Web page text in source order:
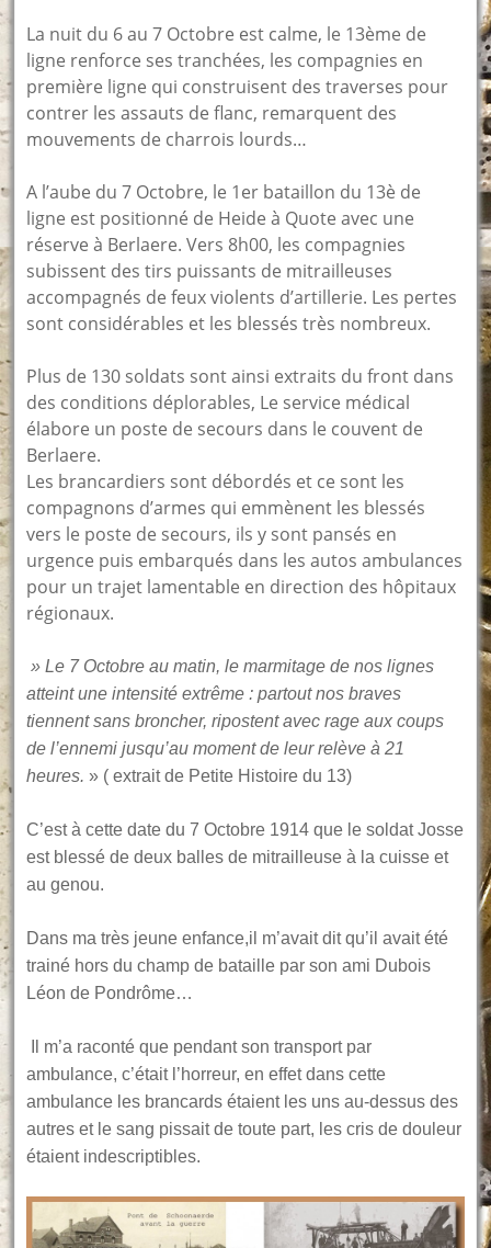
La nuit du 6 au 7 Octobre est calme, le 13ème de
ligne renforce ses tranchées, les compagnies en
première ligne qui construisent des traverses pour
contrer les assauts de flanc, remarquent des
mouvements de charrois lourds…
A l’aube du 7 Octobre, le 1er bataillon du 13è de
ligne est positionné de Heide à Quote avec une
réserve à Berlaere. Vers 8h00, les compagnies
subissent des tirs puissants de mitrailleuses
accompagnés de feux violents d’artillerie. Les pertes
sont considérables et les blessés très nombreux.
Plus de 130 soldats sont ainsi extraits du front dans
des conditions déplorables, Le service médical
élabore un poste de secours dans le couvent de
Berlaere.
Les brancardiers sont débordés et ce sont les
compagnons d’armes qui emmènent les blessés
vers le poste de secours, ils y sont pansés en
urgence puis embarqués dans les autos ambulances
pour un trajet lamentable en direction des hôpitaux
régionaux.
» Le 7 Octobre au matin, le marmitage de nos lignes
atteint une intensité extrême : partout nos braves
tiennent sans broncher, ripostent avec rage aux coups
de l’ennemi jusqu’au moment de leur relève à 21
heures. » ( extrait de Petite Histoire du 13)
C’est à cette date du 7 Octobre 1914 que le soldat Josse
est blessé de deux balles de mitrailleuse à la cuisse et
au genou.
Dans ma très jeune enfance,il m’avait dit qu’il avait été
trainé hors du champ de bataille par son ami Dubois
Léon de Pondrôme…
Il m’a raconté que pendant son transport par
ambulance, c’était l’horreur, en effet dans cette
ambulance les brancards étaient les uns au-dessus des
autres et le sang pissait de toute part, les cris de douleur
étaient indescriptibles.